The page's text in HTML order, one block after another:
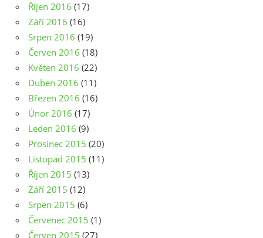
Říjen 2016 (17)
Září 2016 (16)
Srpen 2016 (19)
Červen 2016 (18)
Květen 2016 (22)
Duben 2016 (11)
Březen 2016 (16)
Únor 2016 (17)
Leden 2016 (9)
Prosinec 2015 (20)
Listopad 2015 (11)
Říjen 2015 (13)
Září 2015 (12)
Srpen 2015 (6)
Červenec 2015 (1)
Červen 2015 (27)